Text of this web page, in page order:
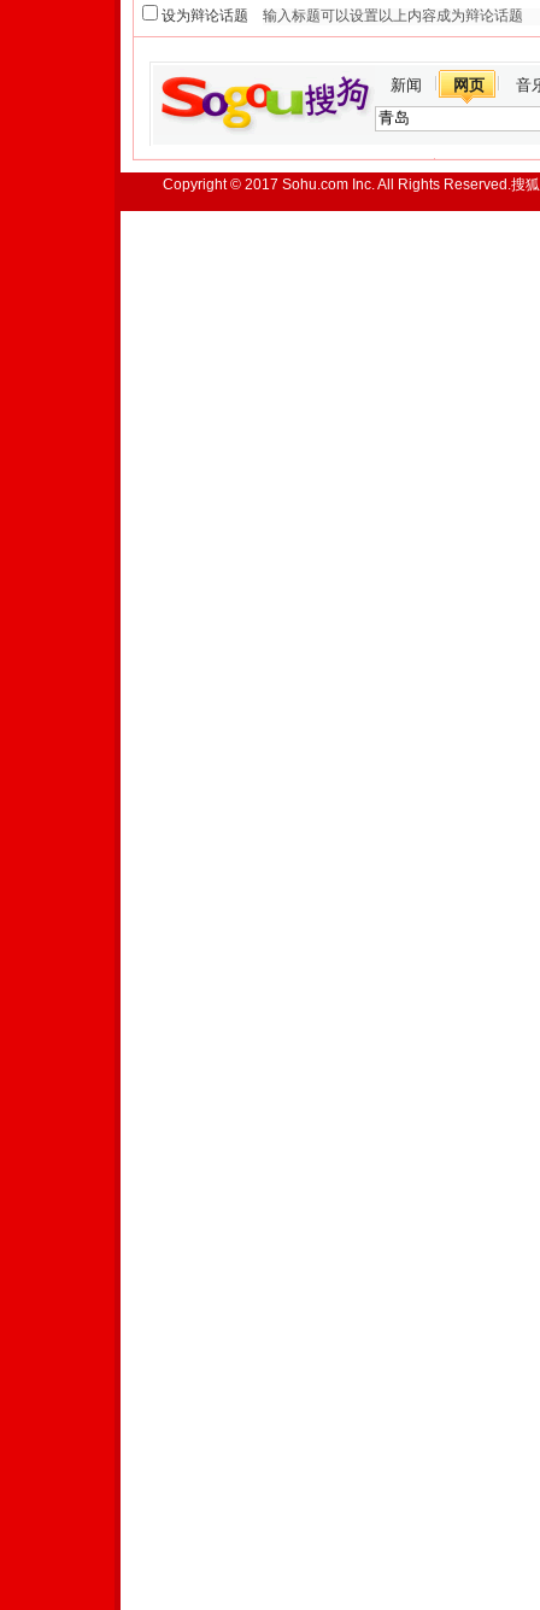
设为辩论话题
新闻 网页 音
Copyright © 2017 Sohu.com Inc. All Rights Reserved.搜